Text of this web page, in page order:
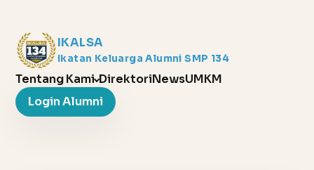
IKALSA
Ikatan Keluarga Alumni SMP 134
Tentang Kami DirektoriNewsUMKM
Login Alumni